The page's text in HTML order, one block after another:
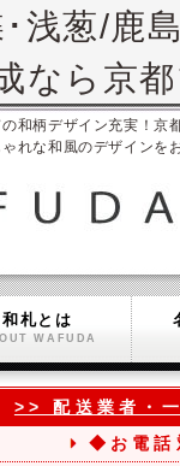
浅葱/鹿
なら京
和柄デザイン充実！京
れな和風のデザインを
和札とは
WAFUDA
>> 配送業者・
◆お電話